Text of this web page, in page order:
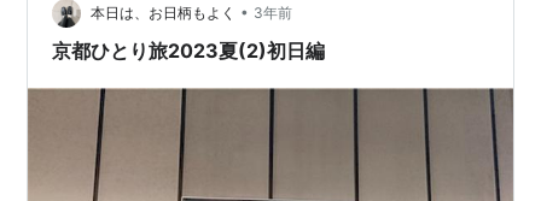
を持っている方におススメの記事です。 こんな疑問に答
えます・姫路駅周辺で朝食がおいしいホテル…
本日は、お日柄もよく • 3年前
京都ひとり旅2023夏(2)初日編